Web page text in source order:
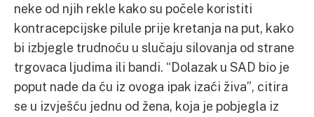
neke od njih rekle kako su počele koristiti
kontracepcijske pilule prije kretanja na put, kako
bi izbjegle trudnoću u slučaju silovanja od strane
trgovaca ljudima ili bandi. “Dolazak u SAD bio je
poput nade da ću iz ovoga ipak izaći živa”, citira
se u izvješću jednu od žena, koja je pobjegla iz